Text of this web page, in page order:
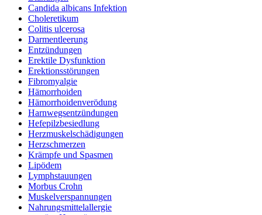
Candida albicans Infektion
Choleretikum
Colitis ulcerosa
Darmentleerung
Entzündungen
Erektile Dysfunktion
Erektionsstörungen
Fibromyalgie
Hämorrhoiden
Hämorrhoidenverödung
Harnwegsentzündungen
Hefepilzbesiedlung
Herzmuskelschädigungen
Herzschmerzen
Krämpfe und Spasmen
Lipödem
Lymphstauungen
Morbus Crohn
Muskelverspannungen
Nahrungsmittelallergie